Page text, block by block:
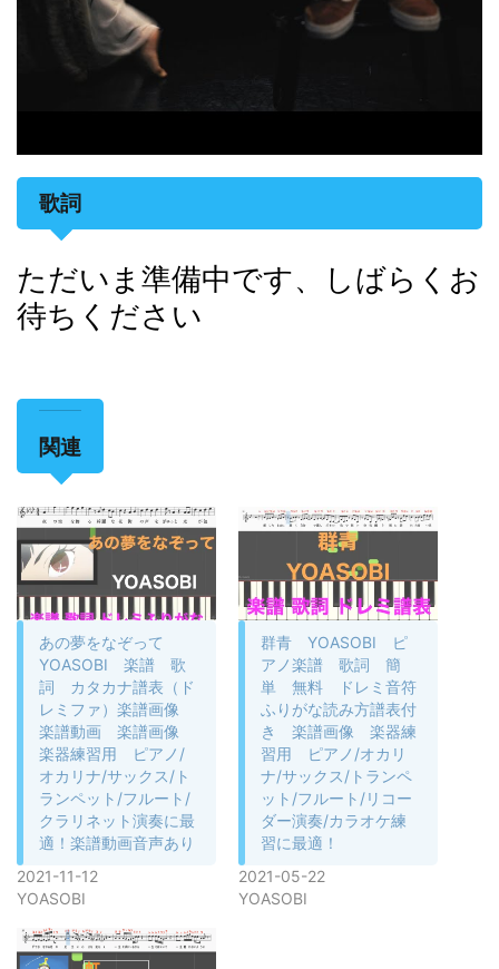
歌詞
ただいま準備中です、しばらくお
待ちください
関連
あの夢をなぞって
YOASOBI 楽譜 歌
詞 カタカナ譜表（ド
レミファ）楽譜画像
楽譜動画 楽譜画像
楽器練習用 ピアノ/
オカリナ/サックス/ト
ランペット/フルート/
クラリネット演奏に最
適！楽譜動画音声あり
2021-11-12
YOASOBI
群青 YOASOBI ピ
アノ楽譜 歌詞 簡
単 無料 ドレミ音符
ふりがな読み方譜表付
き 楽譜画像 楽器練
習用 ピアノ/オカリ
ナ/サックス/トランペ
ット/フルート/リコー
ダー演奏/カラオケ練
習に最適！
2021-05-22
YOASOBI